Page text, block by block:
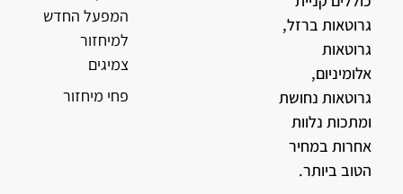
גרוטאות ברזל,
גרוטאות
אלומיניום,
גרוטאות נחושת
ומתכות נלוות
אחרות במחיר
הטוב ביותר.
המפעל החדש
למיחזור
צמיגים
פחי מיחזור